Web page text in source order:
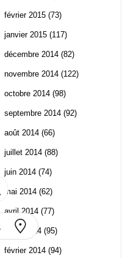
février 2015 (73)
janvier 2015 (117)
décembre 2014 (82)
novembre 2014 (122)
octobre 2014 (98)
septembre 2014 (92)
août 2014 (66)
juillet 2014 (88)
juin 2014 (74)
mai 2014 (62)
avril 2014 (77)
mars 2014 (95)
février 2014 (94)